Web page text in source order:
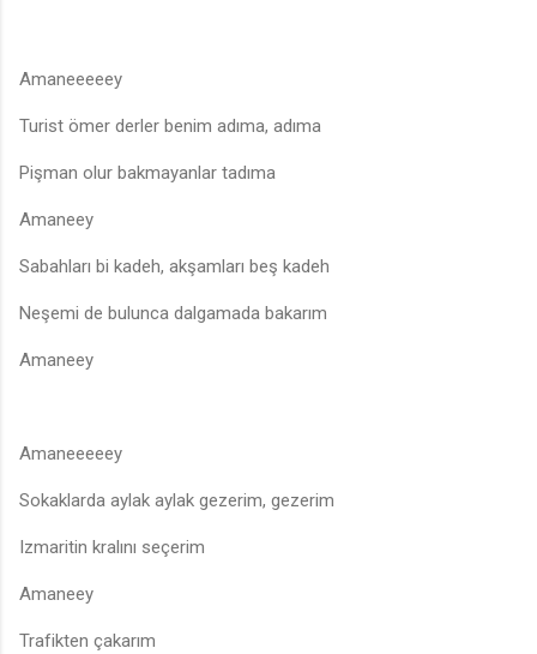
Amaneeeeey
Turist ömer derler benim adıma, adıma
Pişman olur bakmayanlar tadıma
Amaneey
Sabahları bi kadeh, akşamları beş kadeh
Neşemi de bulunca dalgamada bakarım
Amaneey
Amaneeeeey
Sokaklarda aylak aylak gezerim, gezerim
Izmaritin kralını seçerim
Amaneey
Trafikten çakarım